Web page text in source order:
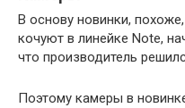
В основу новинки,
кочуют в линейке Note,
что производитель
Поэтому камеры в